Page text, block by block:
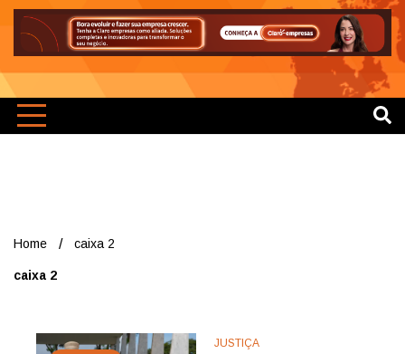
Home caixa 2
caixa 2
JUSTIÇA